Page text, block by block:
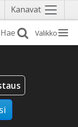
Kanavat Näytä
valikko
Valikko